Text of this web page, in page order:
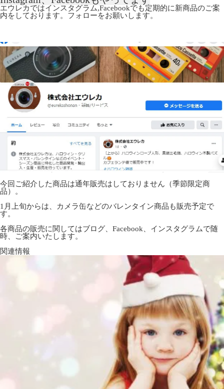
エウレカではインスタグラム,Facebookでも定期的に新商品のご案
内をしております。フォローをお願いします。
今回ご紹介した商品は通年販売はしておりません（季節限定商
品）。
1月上旬からは、カメラ缶などのバレンタイン商品も販売予定で
す。
各商品の販売に関してはブログ、Facebook、インスタグラムで随
時、ご案内いたします。
関連情報